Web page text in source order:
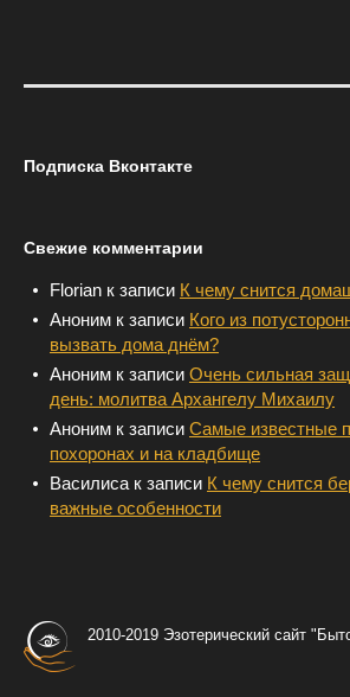
Подписка Вконтакте
Свежие комментарии
Florian к записи К чему снится
Аноним к записи Кого из
вызвать дома днём?
Аноним к записи Очень сильная
день: молитва Архангелу Михаилу
Аноним к записи Самые известные
похоронах и на кладбище
Василиса к записи К чему снится
важные особенности
2010-2019 Эзотерический сайт